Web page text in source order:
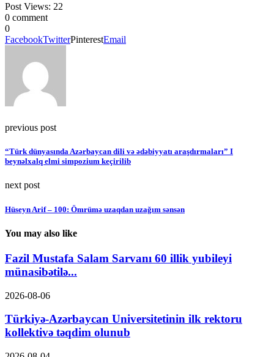
Post Views: 22
0 comment
0
FacebookTwitterPinterestEmail
previous post
“Türk dünyasında Azərbaycan dili və ədəbiyyatı araşdırmaları” I
beynəlxalq elmi simpozium keçirilib
next post
Hüseyn Arif – 100: Ömrümə uzaqdan uzağım sənsən
You may also like
Fazil Mustafa Salam Sarvanı 60 illik yubileyi
münasibətilə...
2026-08-06
Türkiyə-Azərbaycan Universitetinin ilk rektoru
kollektivə təqdim olunub